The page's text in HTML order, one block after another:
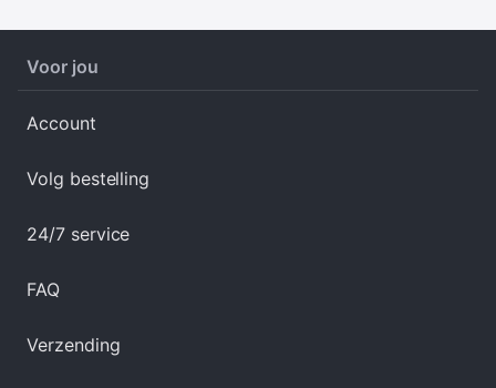
Voor jou
Account
Volg bestelling
24/7 service
FAQ
Verzending